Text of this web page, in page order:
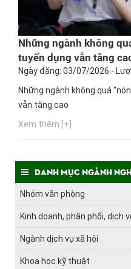
Những ngành không
tuyển dụng vẫn tăng
Ngày đăng: 03/07/2026 -
Những ngành không quá
vẫn tăng cao
Xem thêm [+]
Danh mục ngành
Nhóm văn phòng
Kinh doanh, phân phối, dịch
Ngành dịch vụ xã hội
Khoa học kỹ thuật